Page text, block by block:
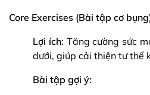
Core Exercises (Bài tập cơ
Lợi ích: Tăng cường sức
dưới, giúp cải thiện tư thế
Bài tập gợi ý: